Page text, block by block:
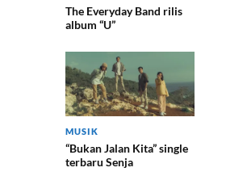
The Everyday Band rilis
album “U”
MUSIK
“Bukan Jalan Kita” single
terbaru Senja